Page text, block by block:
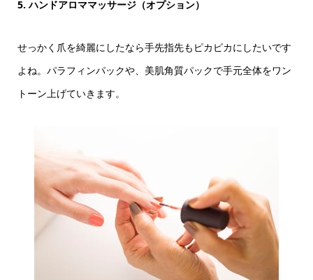
5. ハンドアロママッサージ（オプション）
せっかく爪を綺麗にしたなら手先指先もピカピカにしたいです
よね。パラフィンパックや、美肌角質パックで手元全体をワン
トーン上げていきます。